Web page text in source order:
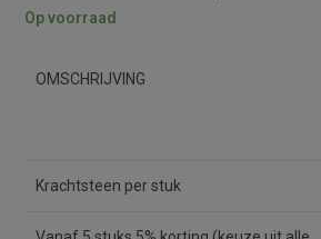
Op voorraad
OMSCHRIJVING
Krachtsteen per stuk